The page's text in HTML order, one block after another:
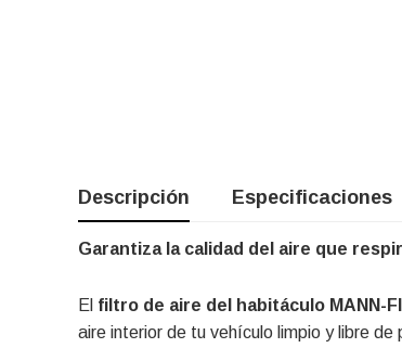
Descripción Especificaciones
Garantiza la calidad del aire que
El filtro de aire del habitáculo MANN-
aire interior de tu vehículo limpio y libre